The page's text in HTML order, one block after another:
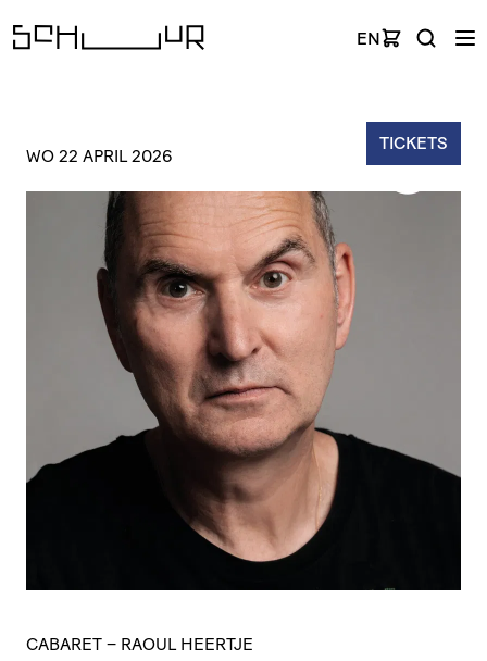
EN
TICKETS
WO 22 APRIL 2026
CABARET – RAOUL HEERTJE